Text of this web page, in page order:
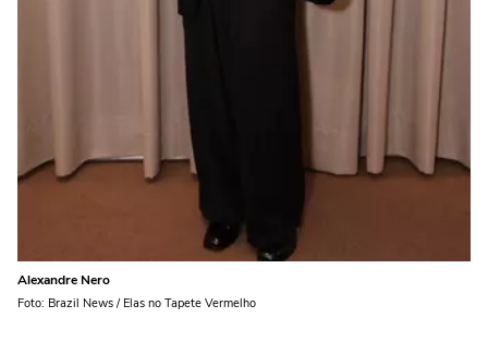
Alexandre Nero
Foto: Brazil News / Elas no Tapete Vermelho